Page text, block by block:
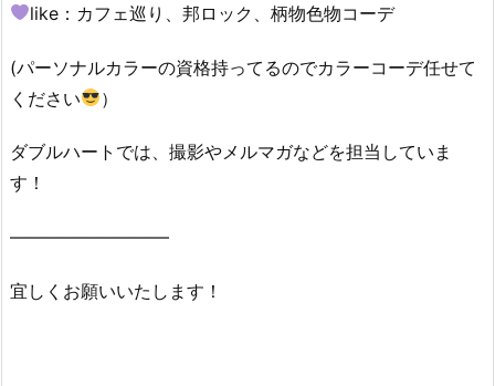
like：カフェ巡り、邦ロック、柄物色物コーデ
(パーソナルカラーの資格持ってるのでカラーコーデ任せて
ください
）
ダブルハートでは、撮影やメルマガなどを担当していま
す！
—————————
宜しくお願いいたします！